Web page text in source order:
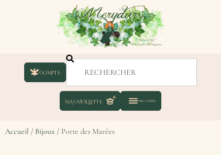
COMPTE
Accueil / Bijoux / Porte des Marées